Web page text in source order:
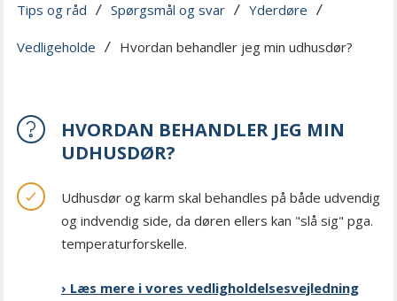
Tips og råd / Spørgsmål og svar / Yderdøre /
Vedligeholde / Hvordan behandler jeg min udhusdør?
HVORDAN BEHANDLER JEG MIN
UDHUSDØR?
Udhusdør og karm skal behandles på både udvendig
og indvendig side, da døren ellers kan "slå sig" pga.
temperaturforskelle.
› Læs mere i vores vedligholdelsesvejledning